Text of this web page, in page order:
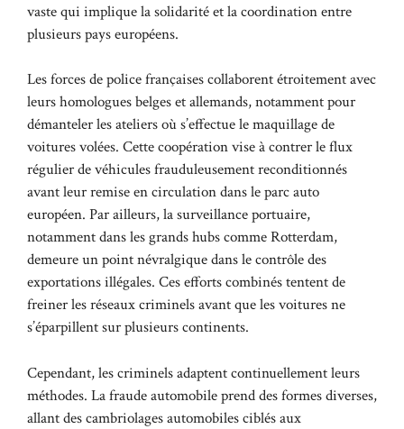
vaste qui implique la solidarité et la coordination entre
plusieurs pays européens.
Les forces de police françaises collaborent étroitement avec
leurs homologues belges et allemands, notamment pour
démanteler les ateliers où s’effectue le maquillage de
voitures volées. Cette coopération vise à contrer le flux
régulier de véhicules frauduleusement reconditionnés
avant leur remise en circulation dans le parc auto
européen. Par ailleurs, la surveillance portuaire,
notamment dans les grands hubs comme Rotterdam,
demeure un point névralgique dans le contrôle des
exportations illégales. Ces efforts combinés tentent de
freiner les réseaux criminels avant que les voitures ne
s’éparpillent sur plusieurs continents.
Cependant, les criminels adaptent continuellement leurs
méthodes. La fraude automobile prend des formes diverses,
allant des cambriolages automobiles ciblés aux